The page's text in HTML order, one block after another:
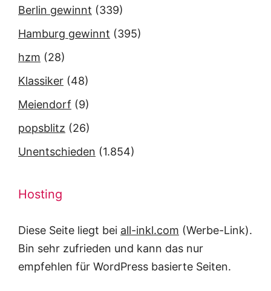
Berlin gewinnt (339)
Hamburg gewinnt (395)
hzm (28)
Klassiker (48)
Meiendorf (9)
popsblitz (26)
Unentschieden (1.854)
Hosting
Diese Seite liegt bei all-inkl.com (Werbe-Link).
Bin sehr zufrieden und kann das nur
empfehlen für WordPress basierte Seiten.